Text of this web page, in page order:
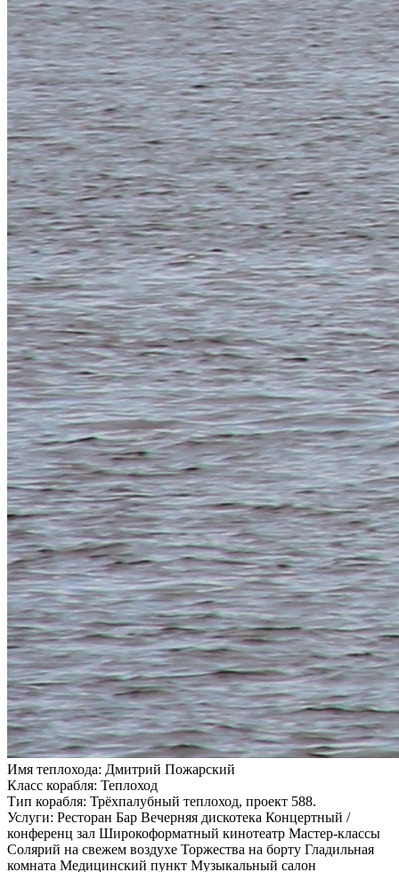
Имя теплохода: Дмитрий Пожарский
Класс корабля: Теплоход
Тип корабля: Трёхпалубный теплоход, проект 588.
Услуги: Ресторан Бар Вечерняя дискотека Концертный /
конференц зал Широкоформатный кинотеатр Мастер-классы
Солярий на свежем воздухе Торжества на борту Гладильная
комната Медицинский пункт Музыкальный салон